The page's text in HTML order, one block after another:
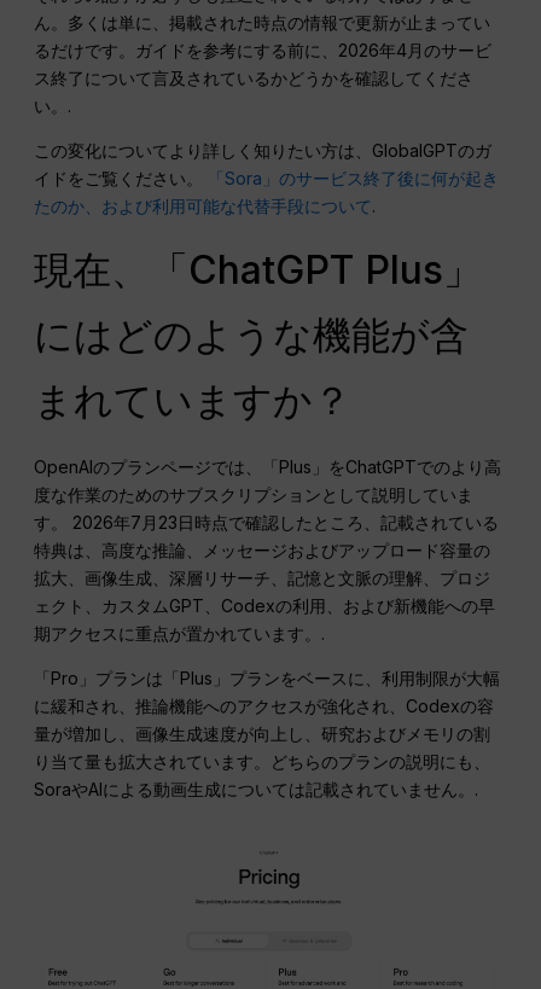
ん。多くは単に、掲載された時点の情報で更新が止まってい
るだけです。ガイドを参考にする前に、2026年4月のサービ
ス終了について言及されているかどうかを確認してくださ
い。.
この変化についてより詳しく知りたい方は、GlobalGPTのガ
イドをご覧ください。
「Sora」のサービス終了後に何が起き
たのか、および利用可能な代替手段について.
現在、「ChatGPT Plus」
にはどのような機能が含
まれていますか？
OpenAIのプランページでは、「Plus」をChatGPTでのより高
度な作業のためのサブスクリプションとして説明していま
す。 2026年7月23日時点で確認したところ、記載されている
特典は、高度な推論、メッセージおよびアップロード容量の
拡大、画像生成、深層リサーチ、記憶と文脈の理解、プロジ
ェクト、カスタムGPT、Codexの利用、および新機能への早
期アクセスに重点が置かれています。.
「Pro」プランは「Plus」プランをベースに、利用制限が大幅
に緩和され、推論機能へのアクセスが強化され、Codexの容
量が増加し、画像生成速度が向上し、研究およびメモリの割
り当て量も拡大されています。どちらのプランの説明にも、
SoraやAIによる動画生成については記載されていません。.